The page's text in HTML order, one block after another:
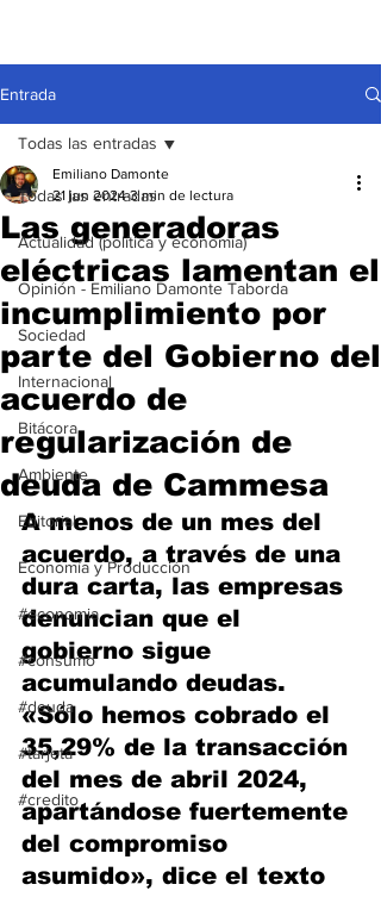
Entrada
Todas las entradas
Actualidad (política y economía)
Opinión - Emiliano Damonte Taborda
Sociedad
Internacional
Bitácora
Ambiente
Editorial
Economía y Producción
#economia
#consumo
#deuda
#tarjeta
#credito
Todas las entradas
Las generadoras
eléctricas lamentan el
incumplimiento por
parte del Gobierno del
acuerdo de
regularización de
deuda de Cammesa
Emiliano Damonte
21 jun 2024 3 min de lectura
A menos de un mes del
acuerdo, a través de una
dura carta, las empresas
denuncian que el
gobierno sigue
acumulando deudas.
«Sólo hemos cobrado el
35,29% de la transacción
del mes de abril 2024,
apartándose fuertemente
del compromiso
asumido», dice el texto